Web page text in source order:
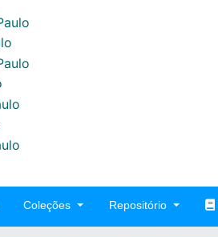
Coleções Repositório